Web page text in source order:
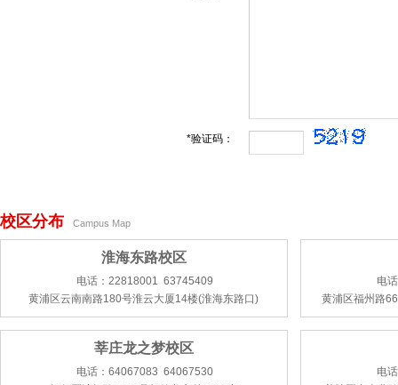
*验证码：
校区分布 Campus Map
淮海东路校区
电话：22818001 63745409
黄浦区云南南路180号淮云大厦14楼(淮海东路口)
电
黄浦区福州路
莘庄龙之梦校区
电话：64067083 64067530
电